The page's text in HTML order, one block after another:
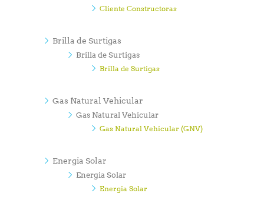
Cliente Constructoras
Brilla de Surtigas
Brilla de Surtigas
Brilla de Surtigas
Gas Natural Vehicular
Gas Natural Vehicular
Gas Natural Vehicular (GNV)
Energia Solar
Energia Solar
Energia Solar